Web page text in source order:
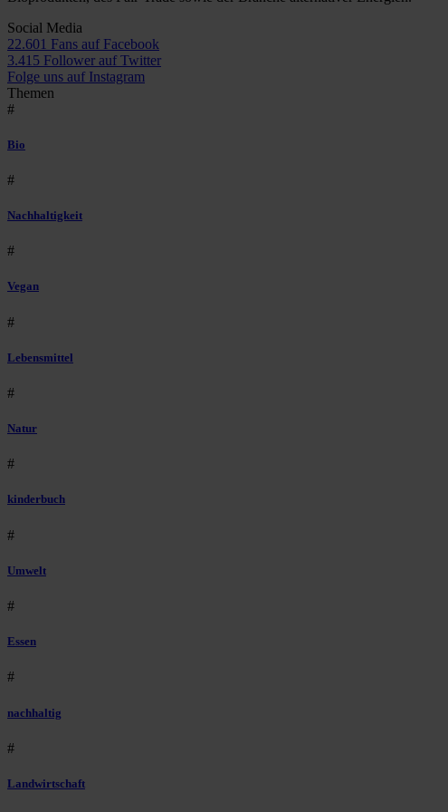
Social Media
22.601 Fans auf Facebook
3.415 Follower auf Twitter
Folge uns auf Instagram
Themen
#
Bio
#
Nachhaltigkeit
#
Vegan
#
Lebensmittel
#
Natur
#
kinderbuch
#
Umwelt
#
Essen
#
nachhaltig
#
Landwirtschaft